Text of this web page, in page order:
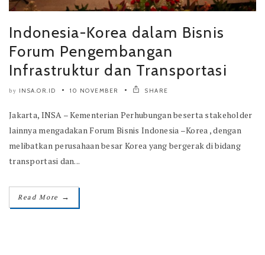
Indonesia-Korea dalam Bisnis
Forum Pengembangan
Infrastruktur dan Transportasi
by INSA.OR.ID 10 NOVEMBER SHARE
Jakarta, INSA – Kementerian Perhubungan beserta stakeholder
lainnya mengadakan Forum Bisnis Indonesia –Korea , dengan
melibatkan perusahaan besar Korea yang bergerak di bidang
transportasi dan...
Read More →